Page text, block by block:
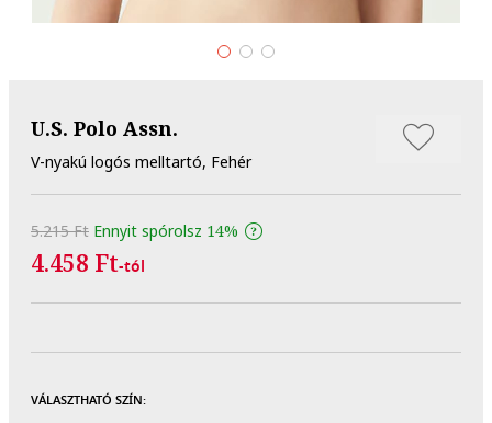
U.S. Polo Assn.
V-nyakú logós melltartó, Fehér
5.215 Ft Ennyit spórolsz 14%
4.458 Ft-tól
VÁLASZTHATÓ SZÍN: